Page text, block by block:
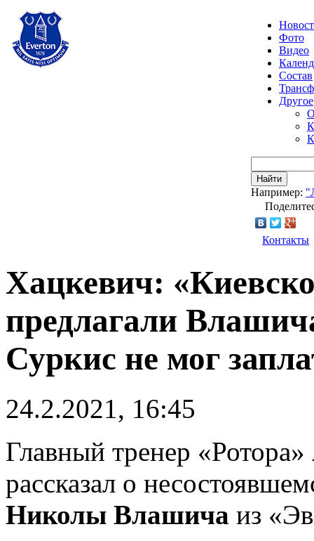
Фото
Видео
Состав
Другое
Найти
Например:
Контакты
Хацкевич:
предлагали
Суркис не мог
24.2.2021, 16:45
Главный тренер «Ротора»
рассказал о
Николы Влашича из